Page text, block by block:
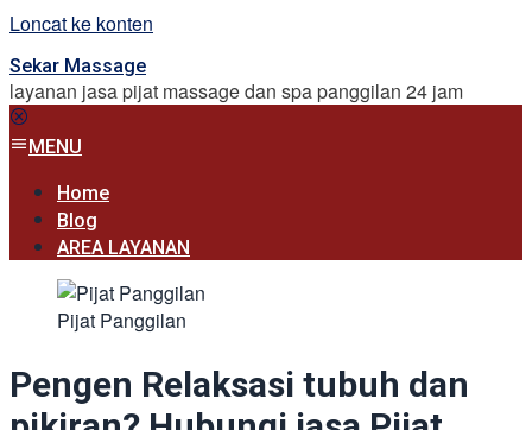
Loncat ke konten
Sekar Massage
layanan jasa pijat massage dan spa panggilan 24 jam
MENU
Home
Blog
AREA LAYANAN
Pijat Panggilan
Pengen Relaksasi tubuh dan